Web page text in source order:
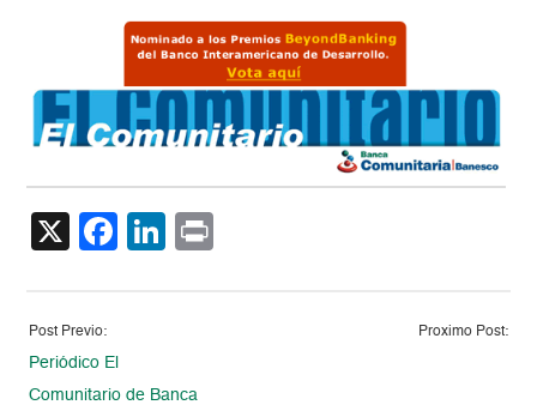
X Facebook
LinkedIn
Post Previo:
Periódico El
Comunitario de Banca
Proximo Post: